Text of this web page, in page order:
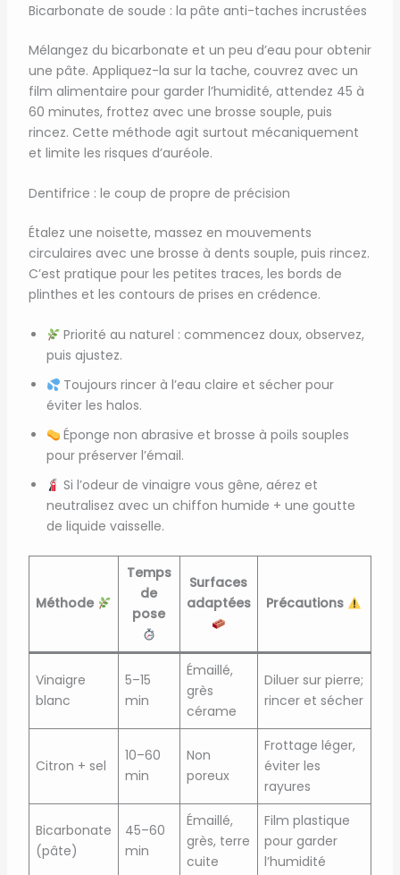
Bicarbonate de soude : la pâte anti-taches incrustées
Mélangez du bicarbonate et un peu d’eau pour obtenir
une pâte. Appliquez-la sur la tache, couvrez avec un
film alimentaire pour garder l’humidité, attendez 45 à
60 minutes, frottez avec une brosse souple, puis
rincez. Cette méthode agit surtout mécaniquement
et limite les risques d’auréole.
Dentifrice : le coup de propre de précision
Étalez une noisette, massez en mouvements
circulaires avec une brosse à dents souple, puis rincez.
C’est pratique pour les petites traces, les bords de
plinthes et les contours de prises en crédence.
Priorité au naturel : commencez doux, observez,
puis ajustez.
Toujours rincer à l’eau claire et sécher pour
éviter les halos.
Éponge non abrasive et brosse à poils souples
pour préserver l’émail.
Si l’odeur de vinaigre vous gêne, aérez et
neutralisez avec un chiffon humide + une goutte
de liquide vaisselle.
Méthode
Temps
de
pose
Surfaces
adaptées
Précautions
Vinaigre
blanc
5–15
min
Émaillé,
grès
cérame
Diluer sur pierre;
rincer et sécher
Citron + sel
10–60
min
Non
poreux
Frottage léger,
éviter les
rayures
Bicarbonate
(pâte)
45–60
min
Émaillé,
grès, terre
cuite
Film plastique
pour garder
l’humidité